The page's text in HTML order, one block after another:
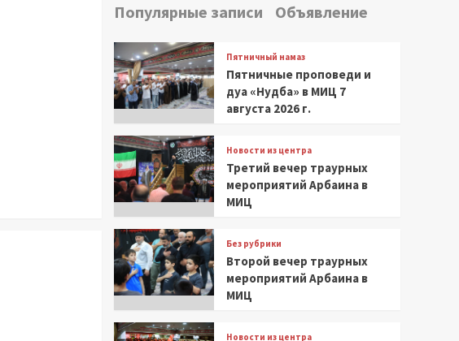
Популярные записи Объявление
Пятничный намаз
Пятничные проповеди и
дуа «Нудба» в МИЦ 7
августа 2026 г.
Новости из центра
Третий вечер траурных
мероприятий Арбаина в
МИЦ
Без рубрики
Второй вечер траурных
мероприятий Арбаина в
МИЦ
Новости из центра